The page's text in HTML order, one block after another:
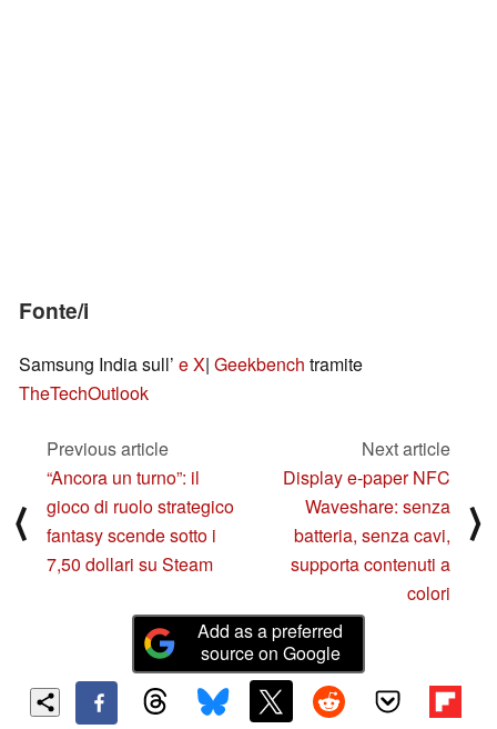
Fonte/i
Samsung India sull’ e X| Geekbench tramite
TheTechOutlook
⟨
Previous article
“Ancora un turno”: il
gioco di ruolo strategico
fantasy scende sotto i
7,50 dollari su Steam
Next article
Display e-paper NFC
Waveshare: senza
batteria, senza cavi,
supporta contenuti a
colori
⟩
Add as a preferred
source on Google